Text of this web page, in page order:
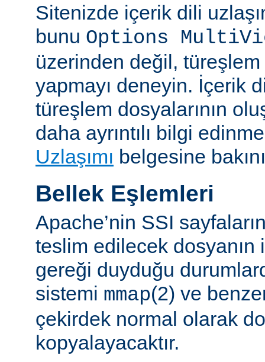
Sitenizde içerik dili
bunu Options
üzerinden değil,
yapmayı deneyin. İçerik
türeşlem dosyalarının
daha ayrıntılı bilgi
Uzlaşımı belgesine
Bellek Eşlemleri
Apache’nin SSI
teslim edilecek dosyanın
gereği duyduğu
sistemi mmap(2) ve
çekirdek normal olarak
kopyalayacaktır.